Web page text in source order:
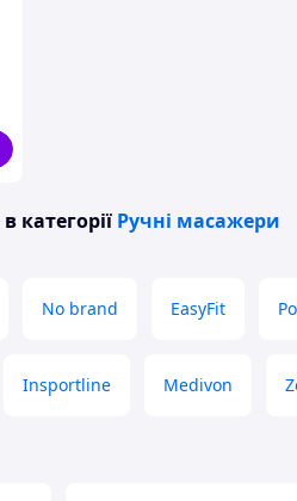
в категорії Ручні масажери
No brand EasyFit
Insportline Medivon